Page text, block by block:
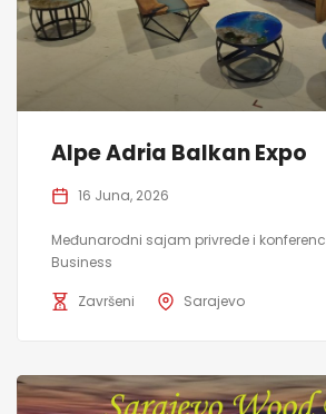
Alpe Adria Balkan Expo
16 Juna, 2026
Međunarodni sajam privrede i
Business
Završeni Sarajevo